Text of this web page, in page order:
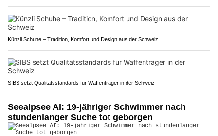
Künzli Schuhe – Tradition, Komfort und Design aus der Schweiz
SIBS setzt Qualitätsstandards für Waffenträger in der Schweiz
Seealpsee AI: 19-jähriger Schwimmer nach
stundenlanger Suche tot geborgen